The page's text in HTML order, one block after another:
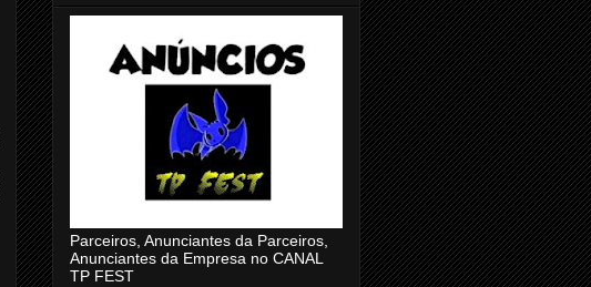
Parceiros, Anunciantes da Parceiros,
Anunciantes da Empresa no CANAL
TP FEST